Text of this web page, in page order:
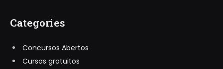
Categories
Concursos Abertos
Cursos gratuitos